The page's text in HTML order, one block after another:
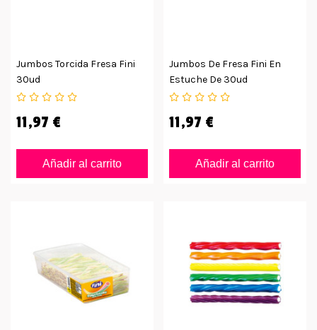
Jumbos Torcida Fresa Fini
30ud
11,97 €
Añadir al carrito
Jumbos De Fresa Fini En
Estuche De 30ud
11,97 €
Añadir al carrito